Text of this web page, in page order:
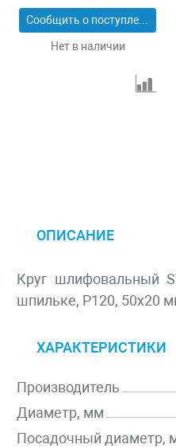
Сообщить о поступлении
Нет в наличии
ОПИСАНИЕ
Круг шлифовальный
шпильке, P120, 50х20
ХАРАКТЕРИСТИКИ
Производитель
Диаметр, мм
Посадочный диаметр,